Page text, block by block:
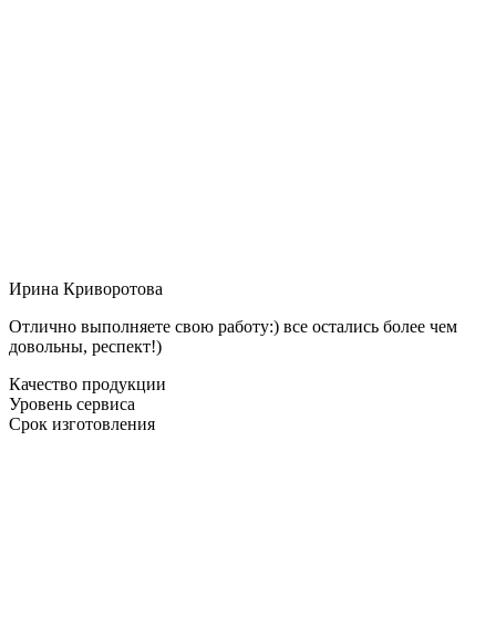
Ирина Криворотова
Отлично выполняете свою работу:) все остались более чем
довольны, респект!)
Качество продукции
Уровень сервиса
Срок изготовления